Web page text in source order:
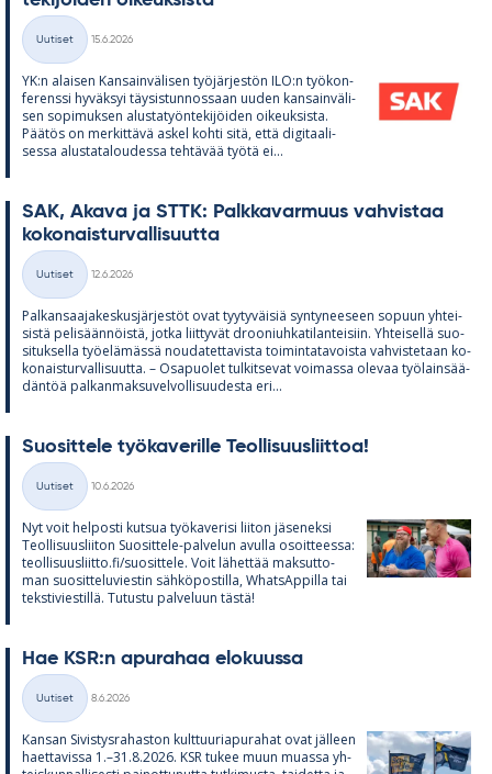
Kategoriat
Uutiset
15.6.2026
YK:n alai­sen Kan­sain­vä­li­sen työ­jär­jes­tön ILO:n työ­kon­
fe­renssi hy­väk­syi täy­sis­tun­nos­saan uu­den kan­sain­vä­li­
sen so­pi­muk­sen alus­ta­työn­te­ki­jöi­den oi­keuk­sista.
Pää­tös on mer­kit­tävä as­kel kohti sitä, että di­gi­taa­li­
sessa alus­ta­ta­lou­dessa teh­tä­vää työtä ei...
SAK, Akava ja STTK: Palk­ka­var­muus vah­vis­taa
ko­ko­nais­tur­val­li­suutta
Kategoriat
Uutiset
12.6.2026
Pal­kan­saa­ja­kes­kus­jär­jes­töt ovat tyy­ty­väi­siä syn­ty­nee­seen so­puun yh­tei­
sistä pe­li­sään­nöistä, jotka liit­ty­vät droo­niuh­ka­ti­lan­tei­siin. Yh­tei­sellä suo­
si­tuk­sella työ­elä­mässä nou­da­tet­ta­vista toi­min­ta­ta­voista vah­vis­te­taan ko­
ko­nais­tur­val­li­suutta. – Os­a­puo­let tul­kit­se­vat voi­massa ole­vaa työ­lain­sää­
dän­töä pal­kan­mak­su­vel­vol­li­suu­desta eri...
Suo­sit­tele työ­ka­ve­rille Teol­li­suus­liit­toa!
Kategoriat
Uutiset
10.6.2026
Nyt voit hel­posti kut­sua työ­ka­ve­risi lii­ton jä­se­neksi
Teol­li­suus­lii­ton Suo­sit­tele-pal­ve­lun avulla osoit­teessa:
teol­li­suus­liitto.fi/suo­sit­tele. Voit lä­het­tää mak­sut­to­
man suo­sit­te­lu­vies­tin säh­kö­pos­tilla, What­sAp­pilla tai
teks­ti­vies­tillä. Tu­tustu pal­ve­luun tästä!
Hae KSR:n apu­ra­haa elo­kuussa
Kategoriat
Uutiset
8.6.2026
Kan­san Si­vis­tys­ra­has­ton kult­tuu­ria­pu­ra­hat ovat jäl­leen
haet­ta­vissa 1.–31.8.2026. KSR tu­kee muun muassa yh­